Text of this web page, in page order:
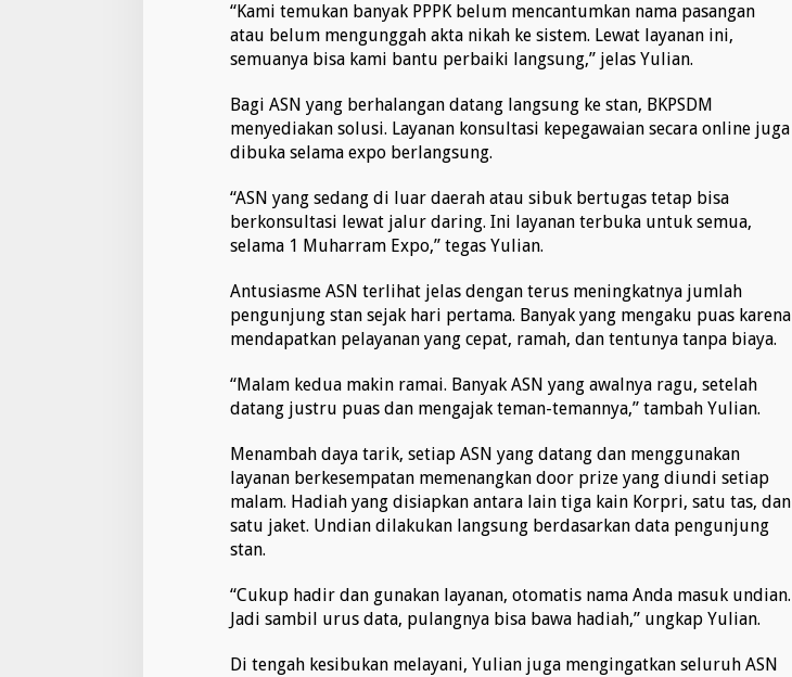
“Kami temukan banyak PPPK belum mencantumkan nama pasangan
atau belum mengunggah akta nikah ke sistem. Lewat layanan ini,
semuanya bisa kami bantu perbaiki langsung,” jelas Yulian.
Bagi ASN yang berhalangan datang langsung ke stan, BKPSDM
menyediakan solusi. Layanan konsultasi kepegawaian secara online juga
dibuka selama expo berlangsung.
“ASN yang sedang di luar daerah atau sibuk bertugas tetap bisa
berkonsultasi lewat jalur daring. Ini layanan terbuka untuk semua,
selama 1 Muharram Expo,” tegas Yulian.
Antusiasme ASN terlihat jelas dengan terus meningkatnya jumlah
pengunjung stan sejak hari pertama. Banyak yang mengaku puas karena
mendapatkan pelayanan yang cepat, ramah, dan tentunya tanpa biaya.
“Malam kedua makin ramai. Banyak ASN yang awalnya ragu, setelah
datang justru puas dan mengajak teman-temannya,” tambah Yulian.
Menambah daya tarik, setiap ASN yang datang dan menggunakan
layanan berkesempatan memenangkan door prize yang diundi setiap
malam. Hadiah yang disiapkan antara lain tiga kain Korpri, satu tas, dan
satu jaket. Undian dilakukan langsung berdasarkan data pengunjung
stan.
“Cukup hadir dan gunakan layanan, otomatis nama Anda masuk undian.
Jadi sambil urus data, pulangnya bisa bawa hadiah,” ungkap Yulian.
Di tengah kesibukan melayani, Yulian juga mengingatkan seluruh ASN